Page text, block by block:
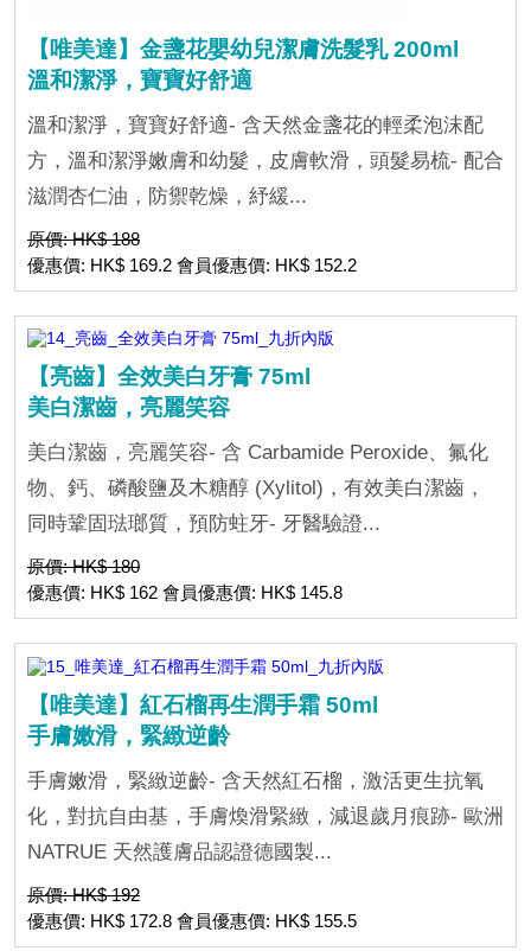
【唯美達】金盞花嬰幼兒潔膚洗髮乳 200ml
溫和潔淨，寶寶好舒適
溫和潔淨，寶寶好舒適- 含天然金盞花的輕柔泡沫配
方，溫和潔淨嫩膚和幼髮，皮膚軟滑，頭髮易梳- 配合
滋潤杏仁油，防禦乾燥，紓緩...
原價: HK$ 188
優惠價: HK$ 169.2 會員優惠價: HK$ 152.2
【亮齒】全效美白牙膏 75ml
美白潔齒，亮麗笑容
美白潔齒，亮麗笑容- 含 Carbamide Peroxide、氟化
物、鈣、磷酸鹽及木糖醇 (Xylitol)，有效美白潔齒，
同時鞏固琺瑯質，預防蛀牙- 牙醫驗證...
原價: HK$ 180
優惠價: HK$ 162 會員優惠價: HK$ 145.8
【唯美達】紅石榴再生潤手霜 50ml
手膚嫩滑，緊緻逆齡
手膚嫩滑，緊緻逆齡- 含天然紅石榴，激活更生抗氧
化，對抗自由基，手膚煥滑緊緻，減退歲月痕跡- 歐洲
NATRUE 天然護膚品認證德國製...
原價: HK$ 192
優惠價: HK$ 172.8 會員優惠價: HK$ 155.5